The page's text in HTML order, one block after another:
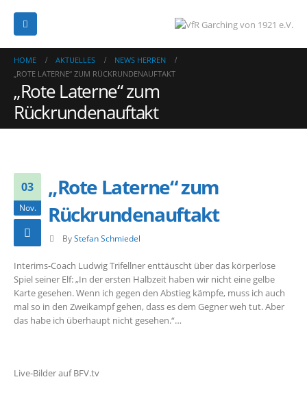
HOME AKTUELLES
NEWS HERREN
„ROTE LATERNE“ ZUM RÜCKRUNDENAUFTAKT
„Rote Laterne“ zum
Rückrundenauftakt
03
Nov.
„Rote Laterne“ zum
Rückrundenauftakt
By Stefan Schmiedel
Interims-Coach Ludwig Trifellner enttäuscht über das körperlose
Spiel seiner Elf: „In der ersten Halbzeit haben wir nicht eine gelbe
Karte gesehen. Wenn ich gegen den Abstieg kämpfe, muss ich auch
mal so in den Zweikampf gehen, dass es dem Gegner weh tut. Aber
das habe ich überhaupt nicht gesehen.“…
Live-Bilder auf BFV.tv